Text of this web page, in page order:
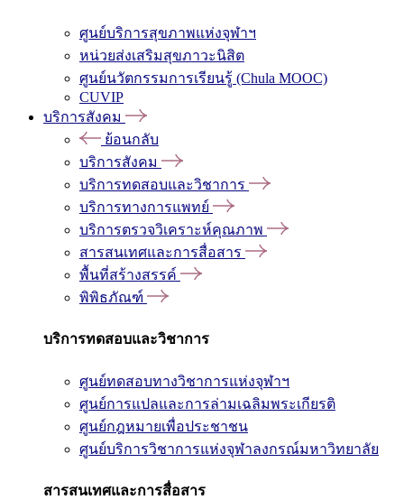
ศูนย์บริการสุขภาพแห่งจุฬาฯ
หน่วยส่งเสริมสุขภาวะนิสิต
ศูนย์นวัตกรรมการเรียนรู้ (Chula MOOC)
CUVIP
บริการสังคม
ย้อนกลับ
บริการสังคม
บริการทดสอบและวิชาการ
บริการทางการแพทย์
บริการตรวจวิเคราะห์คุณภาพ
สารสนเทศและการสื่อสาร
พื้นที่สร้างสรรค์
พิพิธภัณฑ์
บริการทดสอบและวิชาการ
ศูนย์ทดสอบทางวิชาการแห่งจุฬาฯ
ศูนย์การแปลและการล่ามเฉลิมพระเกียรติ
ศูนย์กฎหมายเพื่อประชาชน
ศูนย์บริการวิชาการแห่งจุฬาลงกรณ์มหาวิทยาลัย
สารสนเทศและการสื่อสาร